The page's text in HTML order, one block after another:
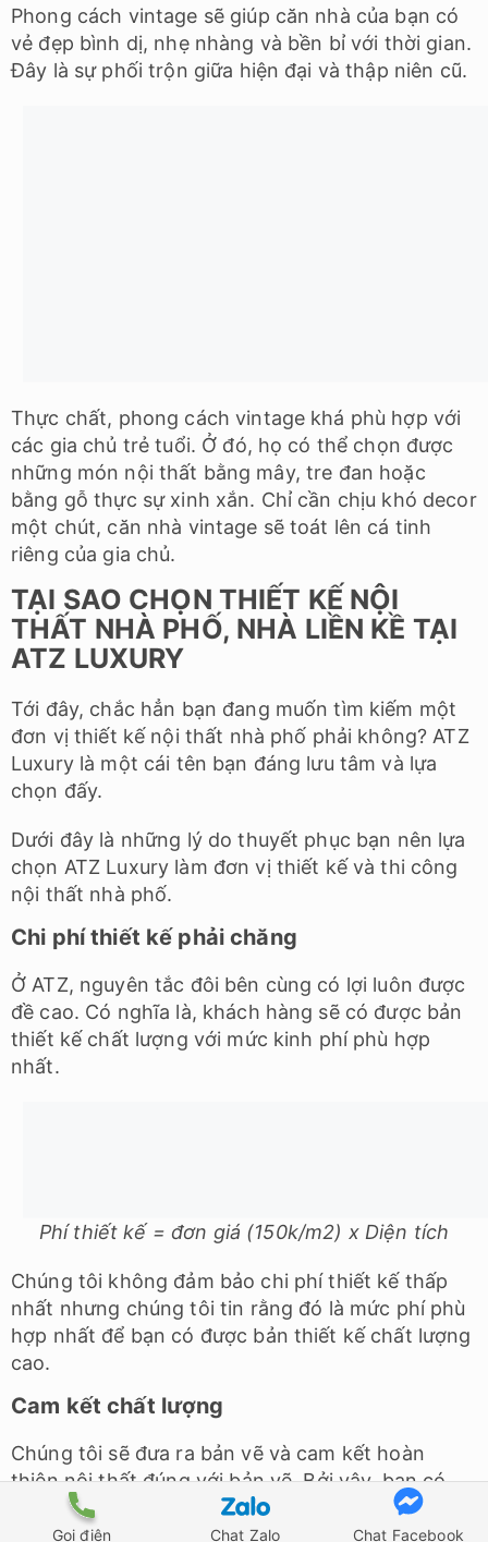
Gọi điện Chat Zalo Chat Facebook
bằng gỗ thực sự xinh xắn. Chỉ cần chịu khó decor
một chút, căn nhà vintage sẽ toát lên cá tinh
riêng của gia chủ.
nội thất nhà phố.
Chi phí thiết kế phải chăng
Ở ATZ, nguyên tắc đôi bên cùng có lợi luôn được
đề cao. Có nghĩa là, khách hàng sẽ có được bản
thiết kế chất lượng với mức kinh phí phù hợp
Phí thiết kế = đơn giá (150k/m2) x Diện tích
Chúng tôi không đảm bảo chi phí thiết kế thấp
hợp nhất để bạn có được bản thiết kế chất lượng
cao.
Cam kết chất lượng
Chúng tôi sẽ đưa ra bản vẽ và cam kết hoàn
thiện nội thất đúng với bản vẽ. Bởi vậy, bạn có
thể yên tâm rằng bạn sẽ hài lòng khi nghiệm thu.
Quy trình thiết kế đến thi công chuyên
mong muốn của bạn. Sau đó, chúng tôi sẽ tiến
hành thiết kế demo, bạn hoàn toàn có thể chỉnh
sửa sau đó (nếu cần).